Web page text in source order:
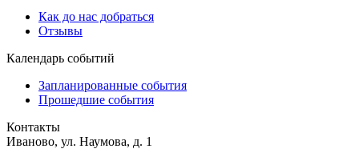
Как до нас добраться
Отзывы
Календарь событий
Запланированные события
Прошедшие события
Контакты
Иваново, ул. Наумова, д. 1